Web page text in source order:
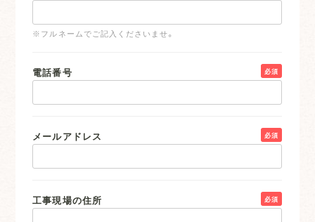
※フルネームでご記入くださいませ。
電話番号 必須
メールアドレス 必須
工事現場の住所 必須